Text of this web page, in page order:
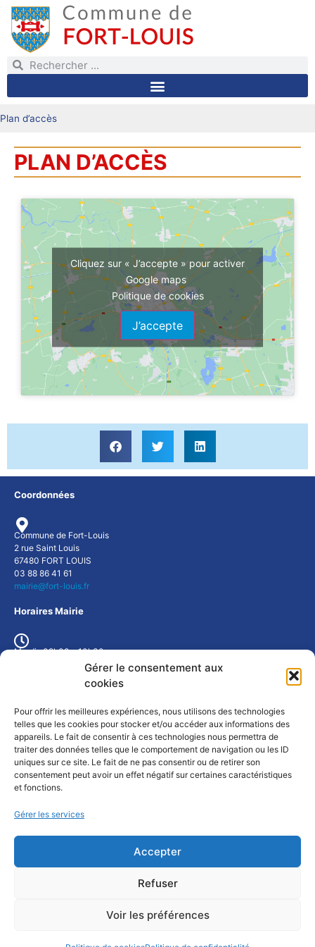
Gérer le consentement aux
cookies
Pour offrir les meilleures expériences, nous utilisons des technologies
telles que les cookies pour stocker et/ou accéder aux informations des
appareils. Le fait de consentir à ces technologies nous permettra de
traiter des données telles que le comportement de navigation ou les ID
uniques sur ce site. Le fait de ne pas consentir ou de retirer son
consentement peut avoir un effet négatif sur certaines caractéristiques
et fonctions.
Gérer les services
Accepter
Refuser
Voir les préférences
Plan d’accès
PLAN D’ACCÈS
Cliquez sur « J’accepte » pour activer
Google maps
Politique de cookies
J’accepte
Coordonnées
Commune de Fort-Louis
2 rue Saint Louis
67480 FORT LOUIS
03 88 86 41 61
mairie@fort-louis.fr
Horaires Mairie
Mardi : 09h00 - 10h30
Mercredi : 9h00 - 10h30
ou sur rendez-vous
Météo Fort-Louis
Commune de Fort-Louis – 2 rue Saint Louis – 67480 FORT LOUIS